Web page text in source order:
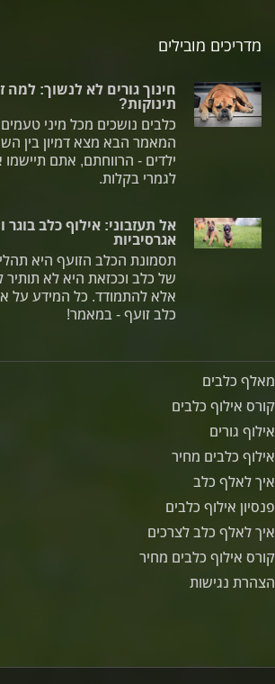
מדריכים מובילים
חינוך גורים לא לנשוך: למה
תינוקות?
כלבים נושכים מכל מיני טעמים
המאמר הבא מצא דמיון בין
ילדים - הרווחתם, אתם
לגמרי בקלות.
אל תעזבוני: אילוף כלב
אגרסיביות
תסמונת הכלב הזועף היא
של כלב וככזאת היא לא תותיר
אלא להתמודד. כל המידע על
כלב זועף - במאמר!
מאלף כלבים
קורס אילוף כלבים
אילוף גורים
אילוף כלבים מחיר
איך לאלף כלב
פנסיון אילוף כלבים
איך לאלף כלב לצרכים
קורס אילוף כלבים מחיר
הצהרת נגישות